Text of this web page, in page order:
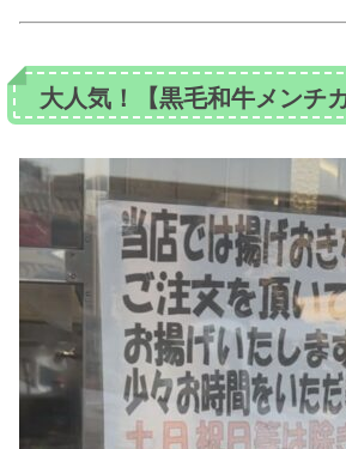
大人気！【黒毛和牛メンチ